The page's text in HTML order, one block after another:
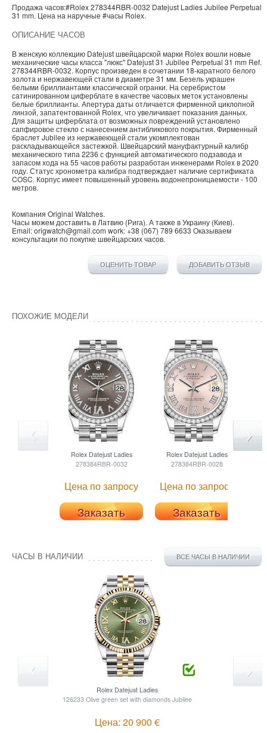
Продажа часов:#Rolex278344RBR-0032 Datejust LadiesJubilee Perpetual
31 mm. Цена на наручные #часы Rolex.
ОПИСАНИЕ ЧАСОВ
В женскую коллекцию Datejust швейцарской марки Rolex вошли новые
механические часы класса "люкс" Datejust 31 Jubilee Perpetual 31 mm Ref.
278344RBR-0032. Корпус произведен в сочетании 18-каратного белого
золота и нержавеющей стали в диаметре 31 мм. Безель украшен
белыми бриллиантами классической огранки. На серебристом
сатинированном циферблате в качестве часовых меток установлены
белые бриллианты. Апертура даты отличается фирменной циклопной
линзой, запатентованной Rolex, что увеличивает показания данных.
Для защиты циферблата от возможных повреждений установлено
сапфировое стекло с нанесением антибликового покрытия. Фирменный
браслет Jubilee из нержавеющей стали укомплектован
раскладывающейся застежкой. Швейцарский мануфактурный калибр
механического типа 2236 с функцией автоматического подзавода и
запасом хода на 55 часов работы разработан инженерами Rolex в 2020
году. Статус хронометра калибра подтверждает наличие сертификата
COSC. Корпус имеет повышенный уровень водонепроницаемости - 100
метров.
Компания Original Watches.
Часы можем доставить в Латвию (Рига). А также вУкраину (Киев).
Email:origwatch@gmail.com work:+38 (067) 789 6633 Оказываем
консультации по покупке швейцарских часов.
ОЦЕНИТЬ ТОВАР ДОБАВИТЬ ОТЗЫВ
ПОХОЖИЕ МОДЕЛИ
RolexDatejust Ladies
278384RBR-0032
Цена по запросу
Заказать
RolexDatejust Ladies
278384RBR-0028
Цена по запросу
Заказать
ЧАСЫ В НАЛИЧИИ ВСЕ ЧАСЫ В НАЛИЧИИ
Rolex Datejust Ladies
126233 Olive green set with diamonds Jubilee
Цена: 20 900 €